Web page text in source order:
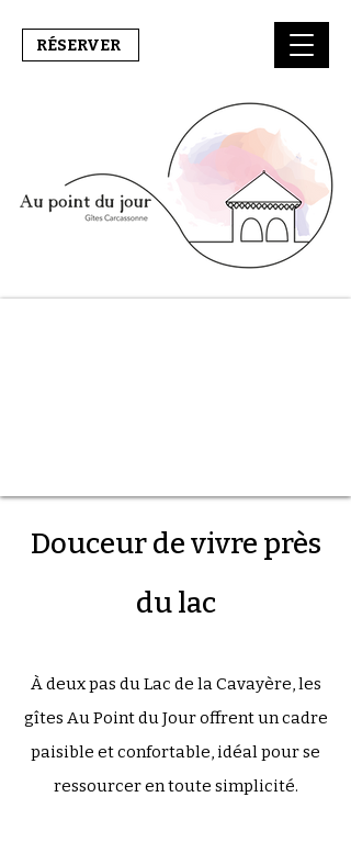
RÉSERVER
Douceur de vivre près
du lac
À deux pas du Lac de la Cavayère, les
gîtes Au Point du Jour offrent un cadre
paisible et confortable, idéal pour se
ressourcer en toute simplicité.